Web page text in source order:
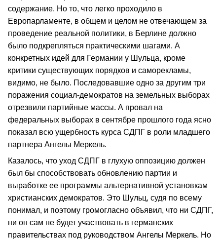
содержание. Но то, что легко проходило в
Европарламенте, в общем и целом не отвечающем за
проведение реальной политики, в Берлине должно
было подкрепляться практическими шагами. А
конкретных идей для Германии у Шульца, кроме
критики существующих порядков и саморекламы,
видимо, не было. Последовавшие одно за другим три
поражения социал-демократов на земельных выборах
отрезвили партийные массы. А провал на
федеральных выборах в сентябре прошлого года ясно
показал всю ущербность курса СДПГ в роли младшего
партнера Ангелы Меркель.
Казалось, что уход СДПГ в глухую оппозицию должен
был бы способствовать обновлению партии и
выработке ее программы альтернативной установкам
христианских демократов. Это Шульц, судя по всему
понимал, и поэтому громогласно объявил, что ни СДПГ,
ни он сам не будет участвовать в германских
правительствах под руководством Ангелы Меркель. Но